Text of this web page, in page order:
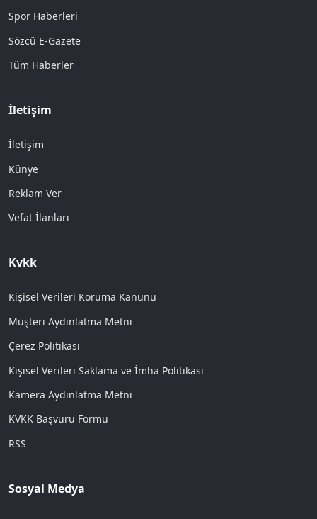
Spor Haberleri
Sözcü E-Gazete
Tüm Haberler
İletişim
İletişim
Künye
Reklam Ver
Vefat İlanları
Kvkk
Kişisel Verileri Koruma Kanunu
Müşteri Aydınlatma Metni
Çerez Politikası
Kişisel Verileri Saklama ve İmha Politikası
Kamera Aydınlatma Metni
KVKK Başvuru Formu
RSS
Sosyal Medya